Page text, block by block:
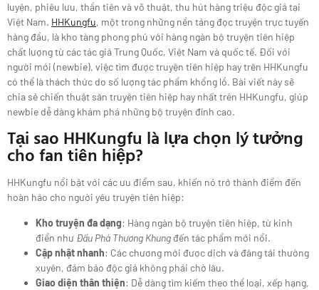
luyện, phiêu lưu, thần tiên và võ thuật, thu hút hàng triệu độc giả tại
Việt Nam. HHKungfu, một trong những nền tảng đọc truyện trực tuyến
hàng đầu, là kho tàng phong phú với hàng ngàn bộ truyện tiên hiệp
chất lượng từ các tác giả Trung Quốc, Việt Nam và quốc tế. Đối với
người mới (newbie), việc tìm được truyện tiên hiệp hay trên HHKungfu
có thể là thách thức do số lượng tác phẩm khổng lồ. Bài viết này sẽ
chia sẻ chiến thuật săn truyện tiên hiệp hay nhất trên HHKungfu, giúp
newbie dễ dàng khám phá những bộ truyện đỉnh cao.
Tại sao HHKungfu là lựa chọn lý tưởng
cho fan tiên hiệp?
HHKungfu nổi bật với các ưu điểm sau, khiến nó trở thành điểm đến
hoàn hảo cho người yêu truyện tiên hiệp:
Kho truyện đa dạng: Hàng ngàn bộ truyện tiên hiệp, từ kinh
điển như Đấu Phá Thương Khung đến tác phẩm mới nổi.
Cập nhật nhanh: Các chương mới được dịch và đăng tải thường
xuyên, đảm bảo độc giả không phải chờ lâu.
Giao diện thân thiện: Dễ dàng tìm kiếm theo thể loại, xếp hạng,